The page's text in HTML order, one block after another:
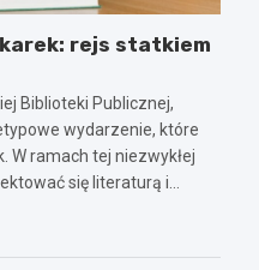
rejs statkiem
Biblioteki Publicznej,
wydarzenie, które
W ramach tej niezwykłej
się literaturą i…